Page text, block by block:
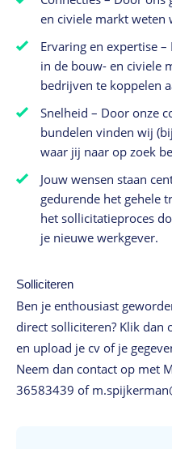
en civiele markt weten
Ervaring en expertise
in de bouw- en civiele
bedrijven te koppelen
Snelheid – Door onze
bundelen vinden wij
waar jij naar op zoek
Jouw wensen staan
gedurende het gehele
het sollicitatieproces
je nieuwe werkgever.
Solliciteren
Ben je enthousiast
direct solliciteren? Klik dan
en upload je cv of je
Neem dan contact op met
36583439 of